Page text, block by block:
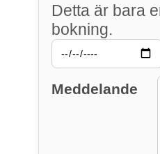
Detta är bara
bokning.
Meddelande